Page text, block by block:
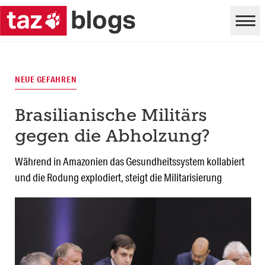
NEUE GEFAHREN
Brasilianische Militärs
gegen die Abholzung?
Während in Amazonien das Gesundheitssystem kollabiert
und die Rodung explodiert, steigt die Militarisierung